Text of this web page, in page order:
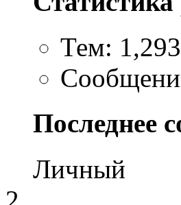
Тем: 1,293
Последнее
Личный